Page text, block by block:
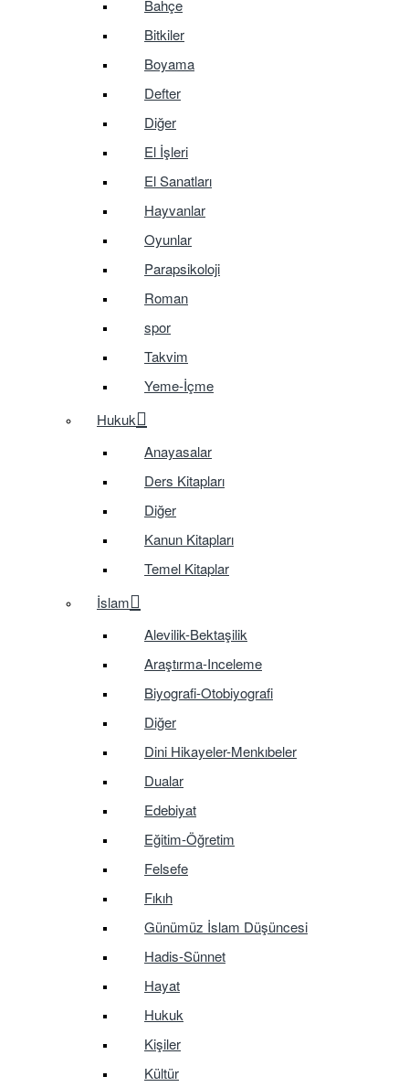
Bahçe
Bitkiler
Boyama
Defter
Diğer
El İşleri
El Sanatları
Hayvanlar
Oyunlar
Parapsikoloji
Roman
spor
Takvim
Yeme-İçme
Hukuk
Anayasalar
Ders Kitapları
Diğer
Kanun Kitapları
Temel Kitaplar
İslam
Alevilik-Bektaşilik
Araştırma-Inceleme
Biyografi-Otobiyografi
Diğer
Dini Hikayeler-Menkıbeler
Dualar
Edebiyat
Eğitim-Öğretim
Felsefe
Fıkıh
Günümüz İslam Düşüncesi
Hadis-Sünnet
Hayat
Hukuk
Kişiler
Kültür